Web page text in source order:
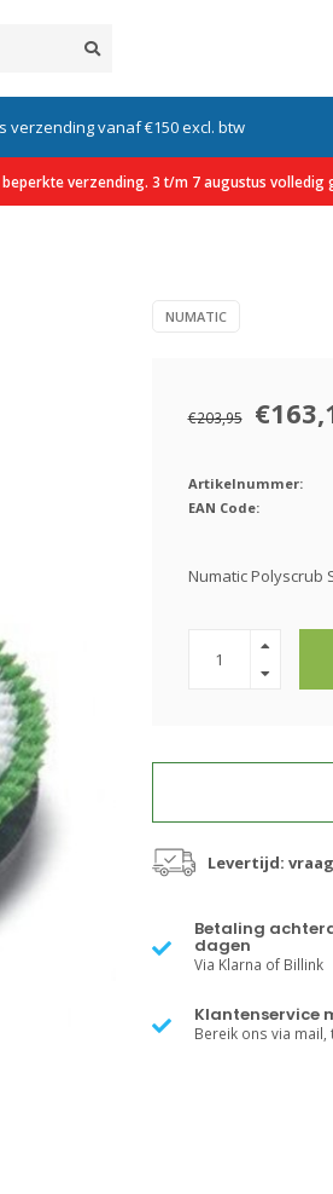
verzending vanaf €150 excl. btw
verzending. 3 t/m 7 augustus volledig
NUMATIC
€203,95
Artikelnummer:
EAN Code:
Numatic Polyscrub
Levertijd:
Betaling
dagen
Via Klarna of Billink
Klantenservice
Bereik ons via